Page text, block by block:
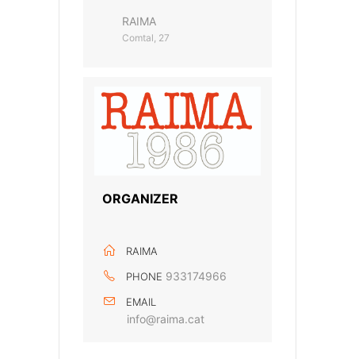
RAIMA
Comtal, 27
ORGANIZER
RAIMA
PHONE 933174966
EMAIL
info@raima.cat